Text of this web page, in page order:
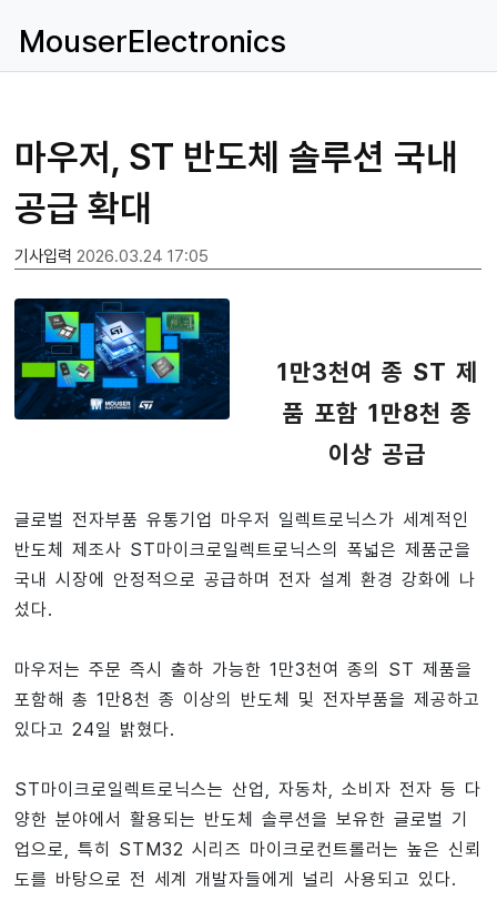
MouserElectronics
마우저, ST 반도체 솔루션 국내
공급 확대
기사입력 2026.03.24 17:05
1만3천여 종 ST 제
품 포함 1만8천 종
이상 공급
글로벌 전자부품 유통기업 마우저 일렉트로닉스가 세계적인
반도체 제조사 ST마이크로일렉트로닉스의 폭넓은 제품군을
국내 시장에 안정적으로 공급하며 전자 설계 환경 강화에 나
섰다.
마우저는 주문 즉시 출하 가능한 1만3천여 종의 ST 제품을
포함해 총 1만8천 종 이상의 반도체 및 전자부품을 제공하고
있다고 24일 밝혔다.
ST마이크로일렉트로닉스는 산업, 자동차, 소비자 전자 등 다
양한 분야에서 활용되는 반도체 솔루션을 보유한 글로벌 기
업으로, 특히 STM32 시리즈 마이크로컨트롤러는 높은 신뢰
도를 바탕으로 전 세계 개발자들에게 널리 사용되고 있다.